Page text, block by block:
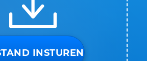
INSTUREN